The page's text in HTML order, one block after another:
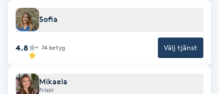
Faceliftmassage
Fet hårbotten
Fettreducering
Sofia
4.8 74 betyg Välj tjänst
Mikaela
Frisör